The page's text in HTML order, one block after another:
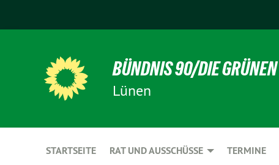
BÜNDNIS 90/DIE GRÜNEN
Lünen
STARTSEITE RAT UND AUSSCHÜSSE TERMINE